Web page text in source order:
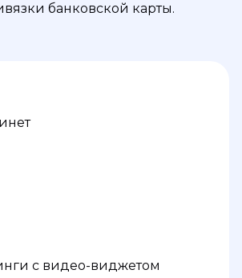
банковской карты.
с видео-виджетом